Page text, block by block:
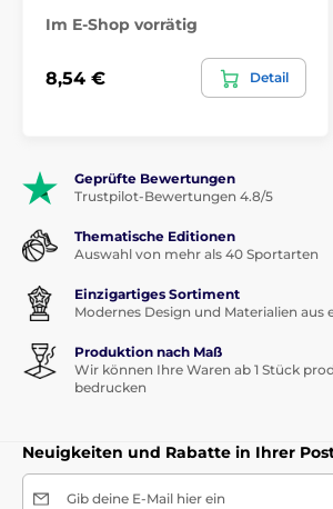
Im E-Shop vorrätig
8,54 € Detail
Geprüfte Bewertungen
Trustpilot-Bewertungen 4.8/5
Thematische Editionen
Auswahl von mehr als 40 Sportarten
Einzigartiges Sortiment
Modernes Design und Materialien aus
Produktion nach Maß
Wir können Ihre Waren ab 1 Stück
bedrucken
Neuigkeiten und Rabatte in Ihrer
Gib deine E-Mail hier ein